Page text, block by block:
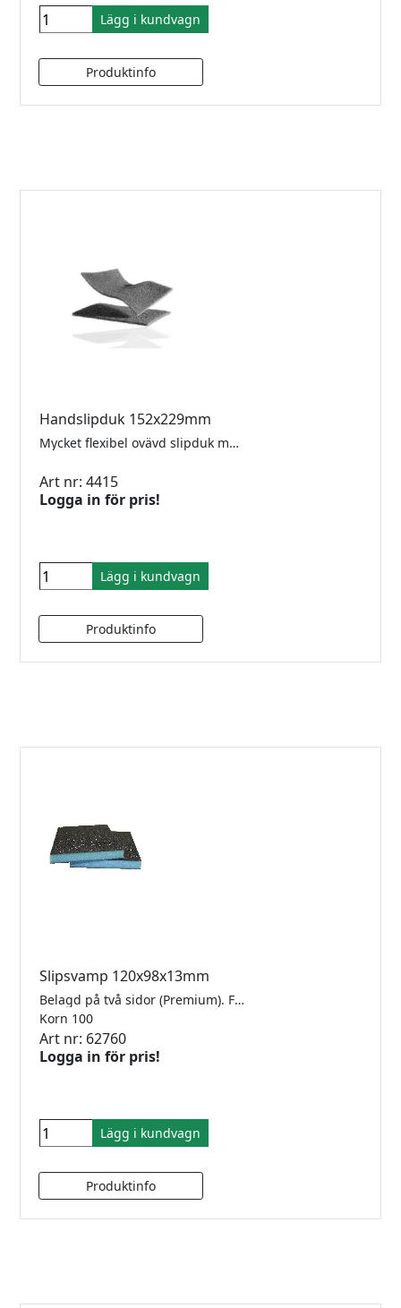
Lägg i kundvagn
Handslipduk 152x229mm
Mycket flexibel ovävd slipduk med optimal anpassning till konturer. Perfekt för att slipa borstade rostfria stolpar. Säljes styckvis.
Art nr: 4415
Logga in för pris!
Lägg i kundvagn
Slipsvamp 120x98x13mm
Belagd på två sidor (Premium). För glas, keramik, trä, lack, komposit och stenmaterial. Säljes styckvis.
Korn 100
Art nr: 62760
Logga in för pris!
Lägg i kundvagn